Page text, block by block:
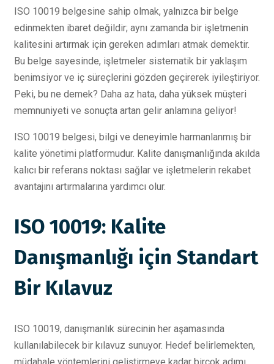
ISO 10019 belgesine sahip olmak, yalnızca bir belge
edinmekten ibaret değildir; aynı zamanda bir işletmenin
kalitesini artırmak için gereken adımları atmak demektir.
Bu belge sayesinde, işletmeler sistematik bir yaklaşım
benimsiyor ve iç süreçlerini gözden geçirerek iyileştiriyor.
Peki, bu ne demek? Daha az hata, daha yüksek müşteri
memnuniyeti ve sonuçta artan gelir anlamına geliyor!
ISO 10019 belgesi, bilgi ve deneyimle harmanlanmış bir
kalite yönetimi platformudur. Kalite danışmanlığında akılda
kalıcı bir referans noktası sağlar ve işletmelerin rekabet
avantajını artırmalarına yardımcı olur.
ISO 10019: Kalite
Danışmanlığı için Standart
Bir Kılavuz
ISO 10019, danışmanlık sürecinin her aşamasında
kullanılabilecek bir kılavuz sunuyor. Hedef belirlemekten,